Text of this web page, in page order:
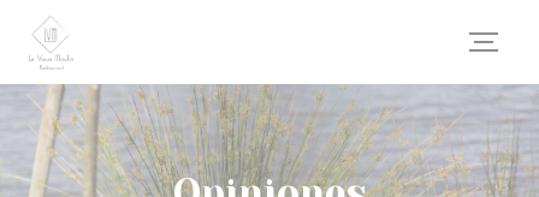
Personalización de sus opciones de cookies